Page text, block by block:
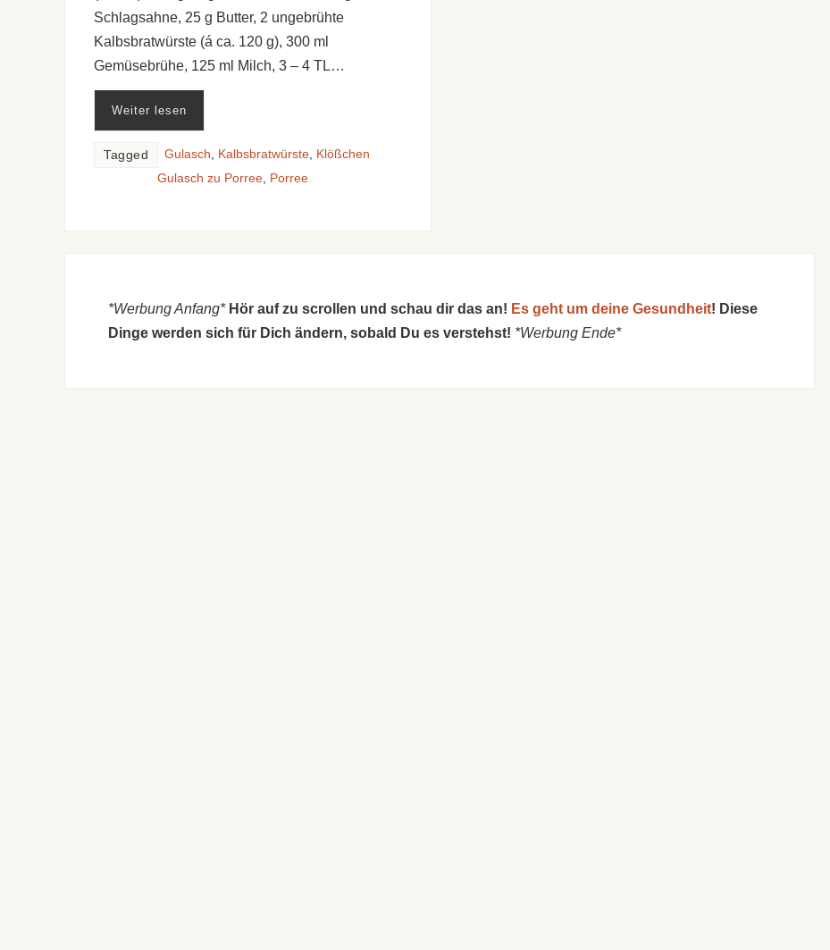
Schlagsahne, 25 g Butter, 2 ungebrühte
Kalbsbratwürste (á ca. 120 g), 300 ml
Gemüsebrühe, 125 ml Milch, 3 – 4 TL…
Weiter lesen
Tagged Gulasch Kalbsbratwürste Klößchen
Gulasch zu Porree Porree
*Werbung Anfang* Hör auf zu scrollen und schau dir das an! Es geht um deine Gesundheit! Diese
Dinge werden sich für Dich ändern, sobald Du es verstehst! *Werbung Ende*